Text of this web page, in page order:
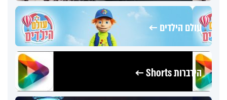
עולם הילדים ←
הידברות Shorts ←